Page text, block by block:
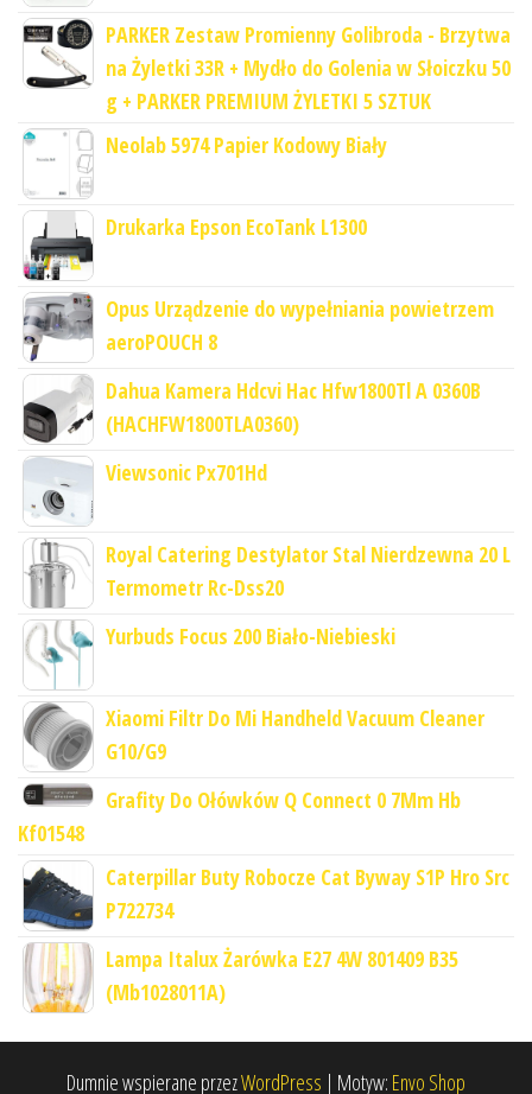
PARKER Zestaw Promienny Golibroda - Brzytwa
na Żyletki 33R + Mydło do Golenia w Słoiczku 50
g + PARKER PREMIUM ŻYLETKI 5 SZTUK
Neolab 5974 Papier Kodowy Biały
Drukarka Epson EcoTank L1300
Opus Urządzenie do wypełniania powietrzem
aeroPOUCH 8
Dahua Kamera Hdcvi Hac Hfw1800Tl A 0360B
(HACHFW1800TLA0360)
Viewsonic Px701Hd
Royal Catering Destylator Stal Nierdzewna 20 L
Termometr Rc-Dss20
Yurbuds Focus 200 Biało-Niebieski
Xiaomi Filtr Do Mi Handheld Vacuum Cleaner
G10/G9
Grafity Do Ołówków Q Connect 0 7Mm Hb
Kf01548
Caterpillar Buty Robocze Cat Byway S1P Hro Src
P722734
Lampa Italux Żarówka E27 4W 801409 B35
(Mb1028011A)
Dumnie wspierane przezWordPress | Motyw: Envo Shop